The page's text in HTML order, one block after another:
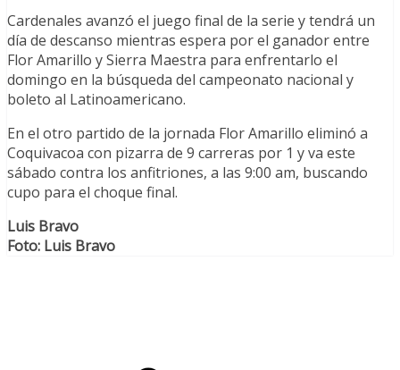
Cardenales avanzó el juego final de la serie y tendrá un
día de descanso mientras espera por el ganador entre
Flor Amarillo y Sierra Maestra para enfrentarlo el
domingo en la búsqueda del campeonato nacional y
boleto al Latinoamericano.
En el otro partido de la jornada Flor Amarillo eliminó a
Coquivacoa con pizarra de 9 carreras por 1 y va este
sábado contra los anfitriones, a las 9:00 am, buscando
cupo para el choque final.
Luis Bravo
Foto: Luis Bravo